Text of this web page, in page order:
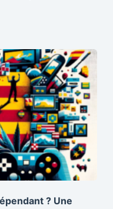
? Une